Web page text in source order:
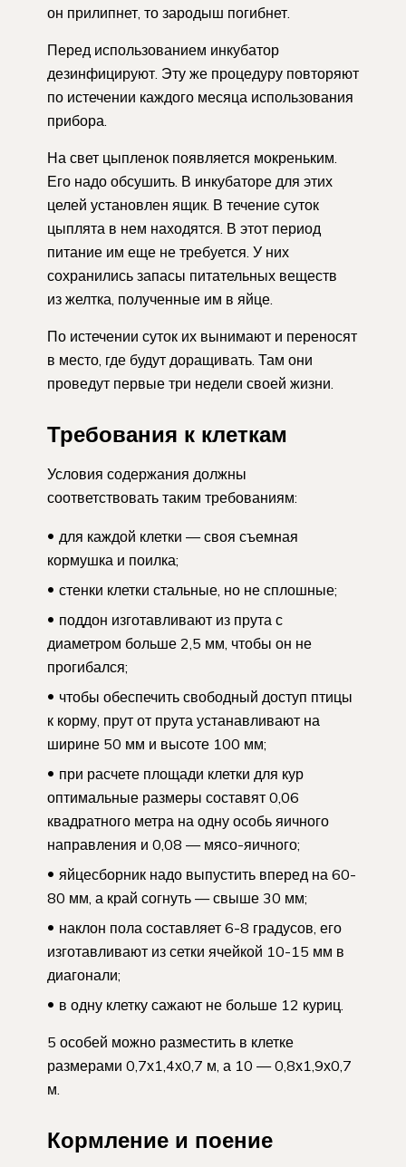
он прилипнет, то зародыш погибнет.
Перед использованием инкубатор
дезинфицируют. Эту же процедуру повторяют
по истечении каждого месяца использования
прибора.
На свет цыпленок появляется мокреньким.
Его надо обсушить. В инкубаторе для этих
целей установлен ящик. В течение суток
цыплята в нем находятся. В этот период
питание им еще не требуется. У них
сохранились запасы питательных веществ
из желтка, полученные им в яйце.
По истечении суток их вынимают и переносят
в место, где будут доращивать. Там они
проведут первые три недели своей жизни.
Требования к клеткам
Условия содержания должны
соответствовать таким требованиям:
для каждой клетки — своя съемная
кормушка и поилка;
стенки клетки стальные, но не сплошные;
поддон изготавливают из прута с
диаметром больше 2,5 мм, чтобы он не
прогибался;
чтобы обеспечить свободный доступ птицы
к корму, прут от прута устанавливают на
ширине 50 мм и высоте 100 мм;
при расчете площади клетки для кур
оптимальные размеры составят 0,06
квадратного метра на одну особь яичного
направления и 0,08 — мясо-яичного;
яйцесборник надо выпустить вперед на 60-
80 мм, а край согнуть — свыше 30 мм;
наклон пола составляет 6-8 градусов, его
изготавливают из сетки ячейкой 10-15 мм в
диагонали;
в одну клетку сажают не больше 12 куриц.
5 особей можно разместить в клетке
размерами 0,7х1,4х0,7 м, а 10 — 0,8х1,9х0,7
м.
Кормление и поение